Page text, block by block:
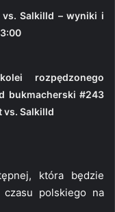
vs. Salkilld – wyniki i
rozpędzonego
bukmacherski #243
vs. Salkilld
która będzie
czasu polskiego na